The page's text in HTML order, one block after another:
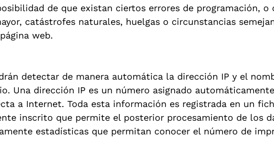
de que existan ciertos errores de programación, o
catástrofes naturales, huelgas o circunstancias
web.
detectar de manera automática la dirección IP y el
Una dirección IP es un número asignado
a Internet. Toda esta información es registrada en un
inscrito que permite el posterior procesamiento de los
estadísticas que permitan conocer el número de